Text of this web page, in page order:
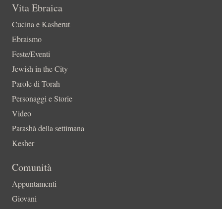
Vita Ebraica
Cucina e Kasherut
Ebraismo
Feste/Eventi
Jewish in the City
Parole di Torah
Personaggi e Storie
Video
Parashà della settimana
Kesher
Comunità
Appuntamenti
Giovani